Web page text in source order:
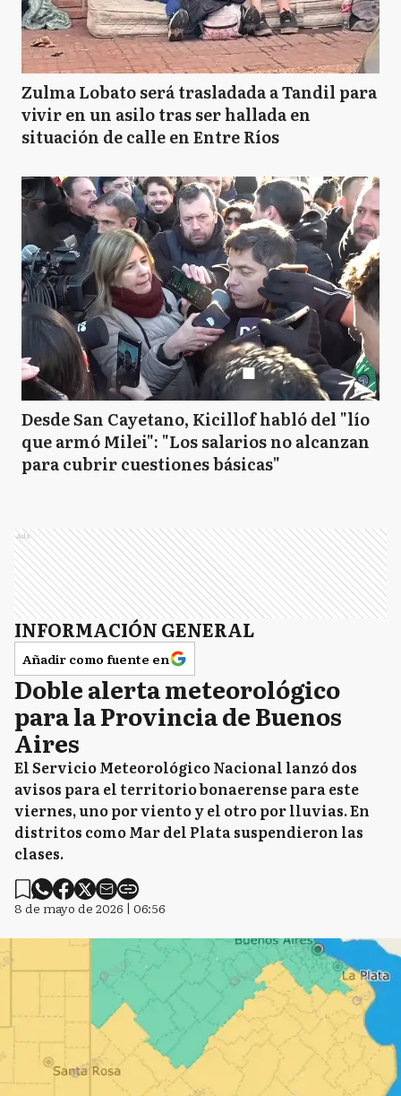
Zulma Lobato será trasladada a Tandil para
vivir en un asilo tras ser hallada en
situación de calle en Entre Ríos
Desde San Cayetano, Kicillof habló del "lío
que armó Milei": "Los salarios no alcanzan
para cubrir cuestiones básicas"
Ads
INFORMACIÓN GENERAL
Añadir como fuente en
Doble alerta meteorológico
para la Provincia de Buenos
Aires
El Servicio Meteorológico Nacional lanzó dos
avisos para el territorio bonaerense para este
viernes, uno por viento y el otro por lluvias. En
distritos como Mar del Plata suspendieron las
clases.
8 de mayo de 2026 | 06:56